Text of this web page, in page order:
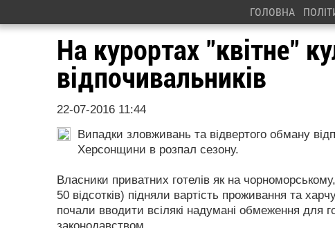
ГОЛОВНА
На курортах "квітне"
відпочивальників
22-07-2016 11:44
Випадки зловживань та відвертого обману
Херсонщини в розпал сезону.
Власники приватних готелів як на
50 відсотків) підняли вартість проживання та
почали вводити всілякі надумані обмеження для